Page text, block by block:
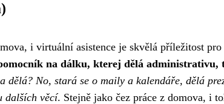
, i virtuální asistence je skvělá příležitost
na dálku, kterej dělá administrativu,
dělá? No, stará se o maily a kalendáře, dělá
dalších věcí. Stejně jako čez práce z domova, i